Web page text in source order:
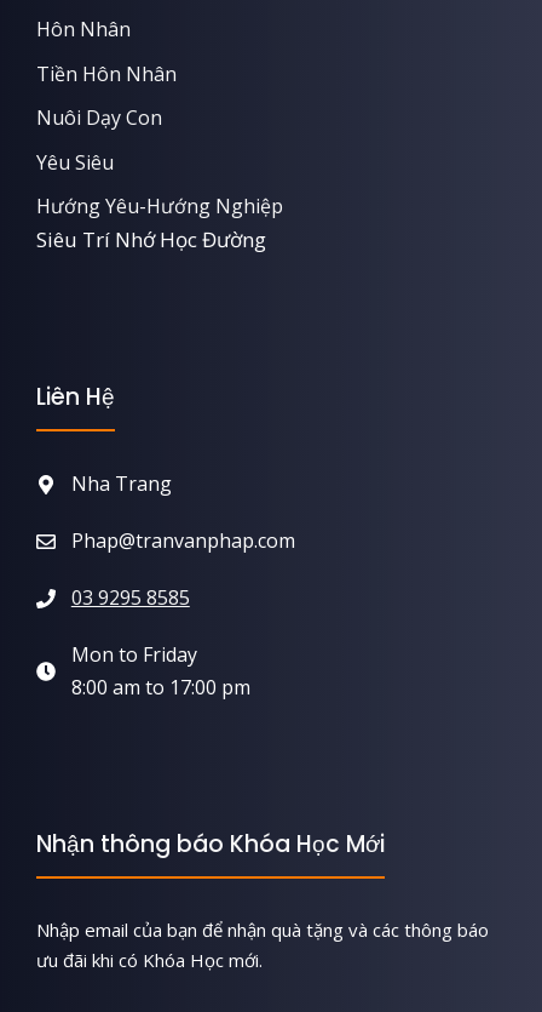
Hôn Nhân
Tiền Hôn Nhân
Nuôi Dạy Con
Yêu Siêu
Hướng Yêu-Hướng Nghiệp
Siêu Trí Nhớ Học Đường
Liên Hệ
Nha Trang
Phap@tranvanphap.com
03 9295 8585
Mon to Friday
8:00 am to 17:00 pm
Nhận thông báo Khóa Học Mới
Nhập email của bạn để nhận quà tặng và các thông báo
ưu đãi khi có Khóa Học mới.